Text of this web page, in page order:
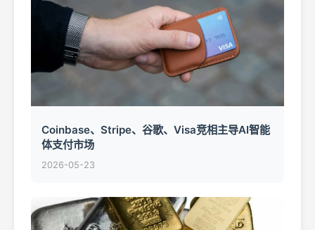
Coinbase、Stripe、谷歌、Visa竞相主导AI智能
体支付市场
2026-05-23